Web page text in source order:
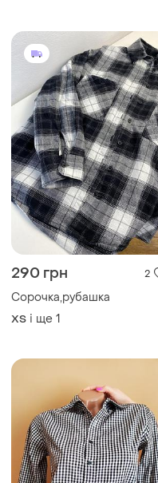
290 грн 2
Сорочка,рубашка
ХS і ще 1